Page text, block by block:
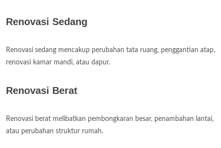
Renovasi Sedang
Renovasi sedang mencakup perubahan tata ruang, penggantian atap,
renovasi kamar mandi, atau dapur.
Renovasi Berat
Renovasi berat melibatkan pembongkaran besar, penambahan lantai,
atau perubahan struktur rumah.